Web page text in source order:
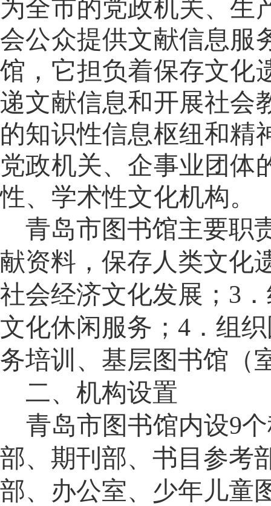
为全市的党政机关、生
会公众提供文献信息服
馆，它担负着保存文化
递文献信息和开展社会
的知识性信息枢纽和精
党政机关、企事业团体
性、学术性文化机构。
青岛市图书馆主要职
献资料，保存人类文化
社会经济文化发展； 3 ．
文化休闲服务； 4 ． 组
务培训、基层图书馆（
二、机构设置
青岛市图书馆内设9
部、期刊部、书目参考
部、办公室、少年儿童